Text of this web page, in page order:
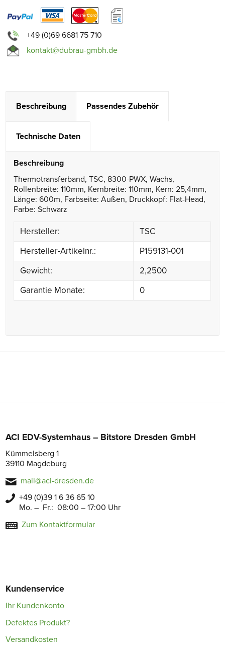
+49 (0)69 6681 75 710
kontakt@dubrau-gmbh.de
Beschreibung Passendes Zubehör
Technische Daten
Beschreibung
Thermotransferband, TSC, 8300-PWX, Wachs,
Rollenbreite: 110mm, Kernbreite: 110mm, Kern: 25,4mm,
Länge: 600m, Farbseite: Außen, Druckkopf: Flat-Head,
Farbe: Schwarz
Hersteller:
TSC
Hersteller-Artikelnr.:
P159131-001
Gewicht:
2,2500
Garantie Monate:
0
ACI EDV-Systemhaus – Bitstore Dresden GmbH
Kümmelsberg 1
39110 Magdeburg
mail@aci-dresden.de
+49 (0)39 1 6 36 65 10
Mo. – Fr.: 08:00 – 17:00 Uhr
Zum Kontaktformular
Kundenservice
Ihr Kundenkonto
Defektes Produkt?
Versandkosten